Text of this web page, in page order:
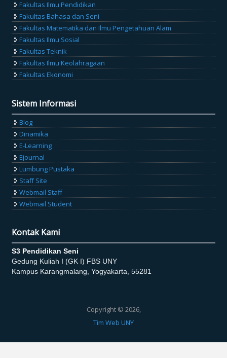
Fakultas Ilmu Pendidikan
Fakultas Bahasa dan Seni
Fakultas Matematika dan Ilmu Pengetahuan Alam
Fakultas Ilmu Sosial
Fakultas Teknik
Fakultas Ilmu Keolahragaan
Fakultas Ekonomi
Sistem Informasi
Blog
Dinamika
E-Learning
Ejournal
Lumbung Pustaka
Staff Site
Webmail Staff
Webmail Student
Kontak Kami
S3 Pendidikan Seni
Gedung Kuliah I (GK I) FBS UNY
Kampus Karangmalang, Yogyakarta, 55281
Copyright © 2026,
Tim Web UNY